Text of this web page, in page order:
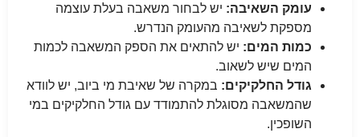
עומק השאיבה: יש לבחור משאבה בעלת עוצמה
מספקת לשאיבה מהעומק הנדרש.
כמות המים: יש להתאים את הספק המשאבה לכמות
המים שיש לשאוב.
גודל החלקיקים: במקרה של שאיבת מי ביוב, יש לוודא
שהמשאבה מסוגלת להתמודד עם גודל החלקיקים במי
השופכין.